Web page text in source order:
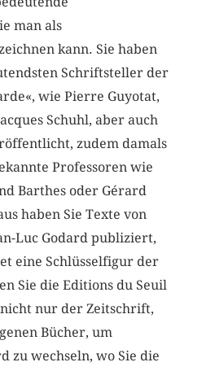
man als
kann. Sie haben
Schriftsteller der
wie Pierre Guyotat,
Schuhl, aber auch
zudem damals
Professoren wie
Barthes oder Gérard
haben Sie Texte von
Luc Godard publiziert,
eine Schlüsselfigur der
Sie die Editions du Seuil
nur der Zeitschrift,
Bücher, um
zu wechseln, wo Sie die